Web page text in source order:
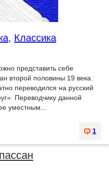
, Классика
представить себе
второй половины 19 века.
переводился на русский
Переводчику данной
уместным...
1